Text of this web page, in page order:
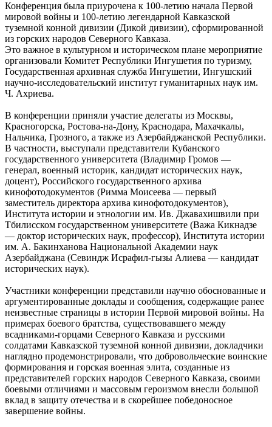
Конференция была приурочена к 100-летию начала Первой
мировой войны и 100-летию легендарной Кавказской
туземной конной дивизии (Дикой дивизии), сформированной
из горских народов Северного Кавказа.
Это важное в культурном и историческом плане мероприятие
организовали Комитет Республики Ингушетия по туризму,
Государственная архивная служба Ингушетии, Ингушский
научно-исследовательский институт гуманитарных наук им.
Ч. Ахриева.
В конференции приняли участие делегаты из Москвы,
Красногорска, Ростова-на-Дону, Краснодара, Махачкалы,
Нальчика, Грозного, а также из Азербайджанской Республики.
В частности, выступали представители Кубанского
государственного университета (Владимир Громов —
генерал, военный историк, кандидат исторических наук,
доцент), Российского государственного архива
кинофотодокументов (Римма Моисеева — первый
заместитель директора архива кинофотодокументов),
Института истории и этнологии им. Ив. Джавахишвили при
Тбилисском государственном университете (Важа Кикнадзе
— доктор исторических наук, профессор), Института истории
им. А. Бакинханова Национальной Академии наук
Азербайджана (Севиндж Исрафил-гызы Алиева — кандидат
исторических наук).
Участники конференции представили научно обоснованные и
аргументированные доклады и сообщения, содержащие ранее
неизвестные страницы в истории Первой мировой войны. На
примерах боевого братства, существовавшего между
всадниками-горцами Северного Кавказа и русскими
солдатами Кавказской туземной конной дивизии, докладчики
наглядно продемонстрировали, что добровольческие воинские
формирования и горская военная элита, созданные из
представителей горских народов Северного Кавказа, своими
боевыми отличиями и массовым героизмом внесли большой
вклад в защиту отечества и в скорейшее победоносное
завершение войны.